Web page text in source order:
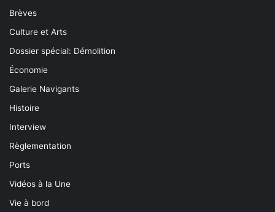
Brèves
Culture et Arts
Dossier spécial: Démolition
Économie
Galerie Navigants
Histoire
Interview
Règlementation
Ports
Vidéos à la Une
Vie à bord